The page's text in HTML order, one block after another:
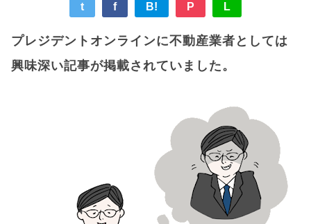
t f B! P L
プレジデントオンラインに不動産業者としては
興味深い記事が掲載されていました。